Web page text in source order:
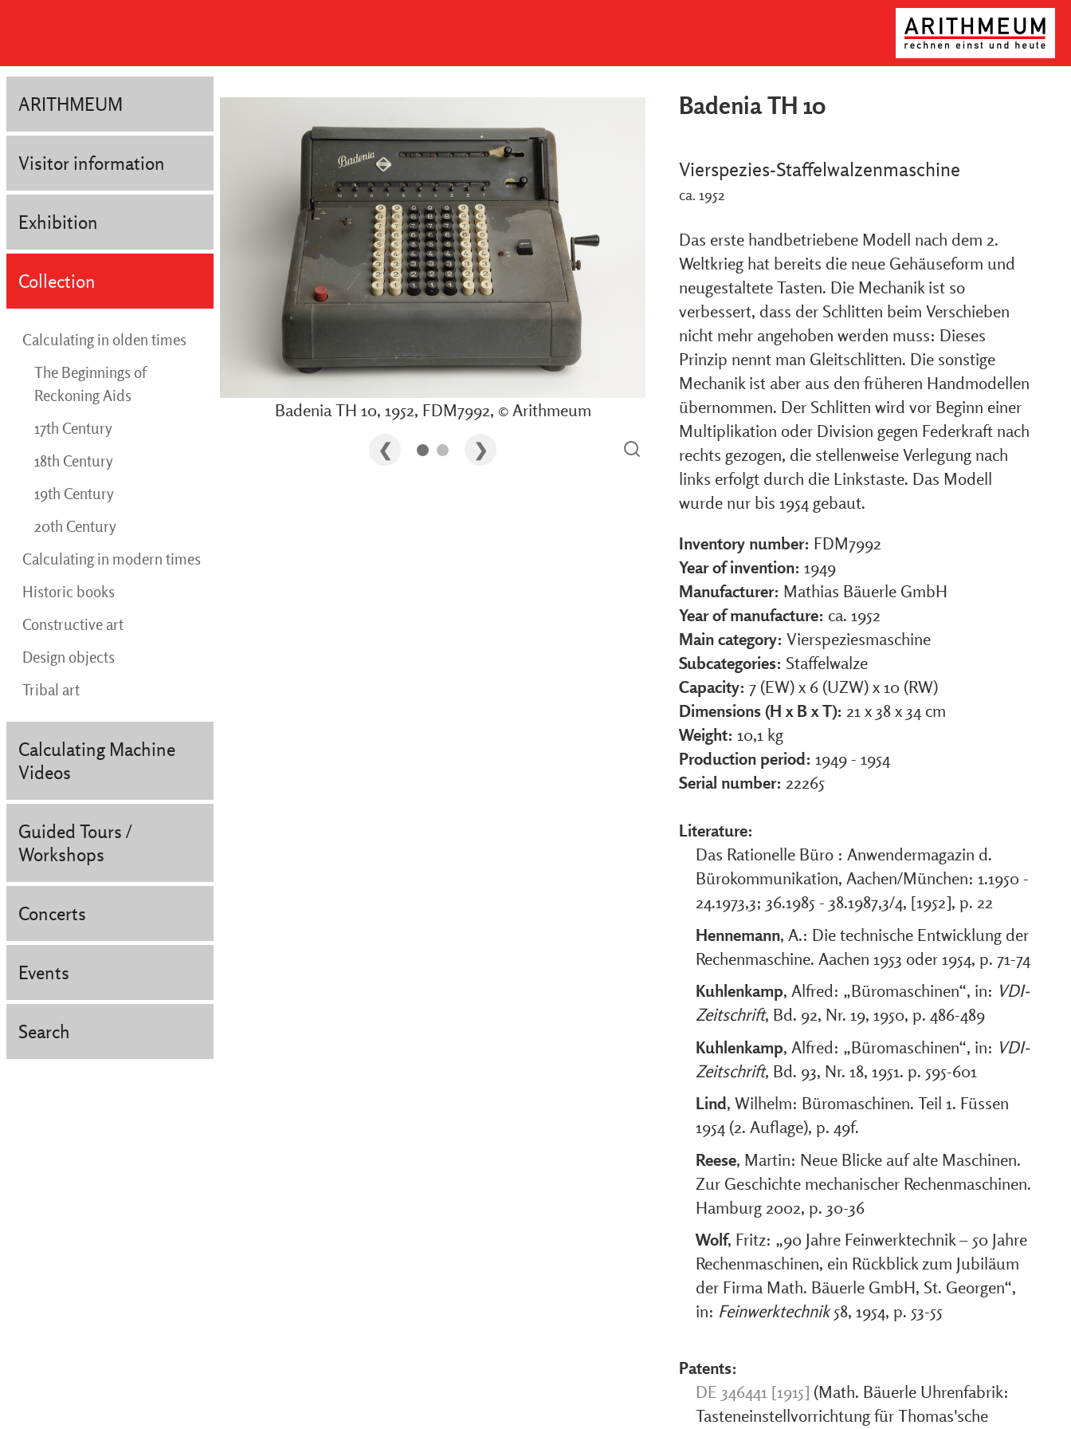
ARITHMEUM
Visitor information
Exhibition
Collection
Calculating in olden times
The Beginnings of
Reckoning Aids
17th Century
18th Century
19th Century
20th Century
Calculating in modern times
Historic books
Constructive art
Design objects
Tribal art
Calculating Machine
Videos
Guided Tours /
Workshops
Concerts
Events
Search
Badenia TH 10, 1952, FDM7992, © Arithmeum
Badenia TH 10
Vierspezies-Staffelwalzenmaschine
ca. 1952
Das erste handbetriebene Modell nach dem 2.
Weltkrieg hat bereits die neue Gehäuseform und
neugestaltete Tasten. Die Mechanik ist so
verbessert, dass der Schlitten beim Verschieben
nicht mehr angehoben werden muss: Dieses
Prinzip nennt man Gleitschlitten. Die sonstige
Mechanik ist aber aus den früheren Handmodellen
übernommen. Der Schlitten wird vor Beginn einer
Multiplikation oder Division gegen Federkraft nach
rechts gezogen, die stellenweise Verlegung nach
links erfolgt durch die Linkstaste. Das Modell
wurde nur bis 1954 gebaut.
Inventory number: FDM7992
Year of invention: 1949
Manufacturer: Mathias Bäuerle GmbH
Year of manufacture: ca. 1952
Main category: Vierspeziesmaschine
Subcategories: Staffelwalze
Capacity: 7 (EW) x 6 (UZW) x 10 (RW)
Dimensions (H x B x T): 21 x 38 x 34 cm
Weight: 10,1 kg
Production period: 1949 - 1954
Serial number: 22265
Literature:
Das Rationelle Büro : Anwendermagazin d.
Bürokommunikation, Aachen/München: 1.1950 -
24.1973,3; 36.1985 - 38.1987,3/4, [1952], p. 22
Hennemann, A.: Die technische Entwicklung der
Rechenmaschine. Aachen 1953 oder 1954, p. 71-74
Kuhlenkamp, Alfred: „Büromaschinen“, in: VDI-
Zeitschrift, Bd. 92, Nr. 19, 1950, p. 486-489
Kuhlenkamp, Alfred: „Büromaschinen“, in: VDI-
Zeitschrift, Bd. 93, Nr. 18, 1951. p. 595-601
Lind, Wilhelm: Büromaschinen. Teil 1. Füssen
1954 (2. Auflage), p. 49f.
Reese, Martin: Neue Blicke auf alte Maschinen.
Zur Geschichte mechanischer Rechenmaschinen.
Hamburg 2002, p. 30-36
Wolf, Fritz: „90 Jahre Feinwerktechnik – 50 Jahre
Rechenmaschinen, ein Rückblick zum Jubiläum
der Firma Math. Bäuerle GmbH, St. Georgen“,
in: Feinwerktechnik58, 1954, p. 53-55
Patents:
DE 346441 [1915] (Math. Bäuerle Uhrenfabrik:
Tasteneinstellvorrichtung für Thomas'sche